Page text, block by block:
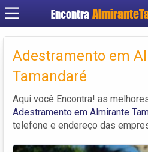
Encontra
Criar
Adestramento em
Tamandaré
Aqui você Encontra! as
Adestramento em Almirante
telefone e endereço das